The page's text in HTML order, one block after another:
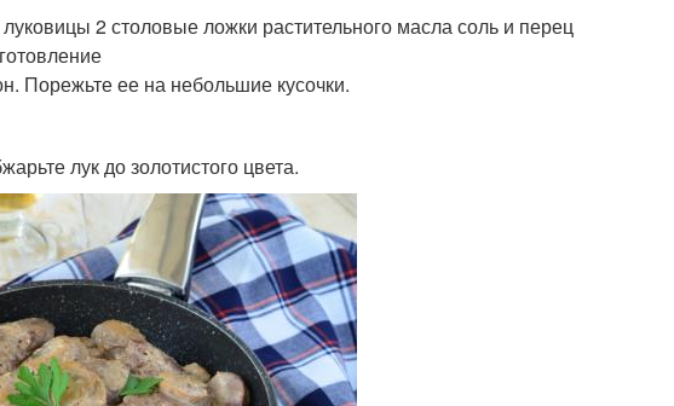
2 столовые ложки растительного масла соль и перец
Порежьте ее на небольшие кусочки.
лук до золотистого цвета.